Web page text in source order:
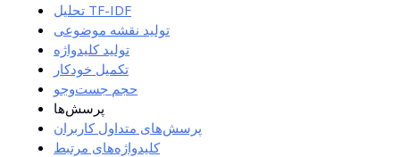
تحلیل TF-IDF
تولید نقشه موضوعی
تولید کلیدواژه
تکمیل خودکار
حجم جست‌وجو
پرسش‌ها
پرسش‌های متداول کاربران
کلیدواژه‌های مرتبط